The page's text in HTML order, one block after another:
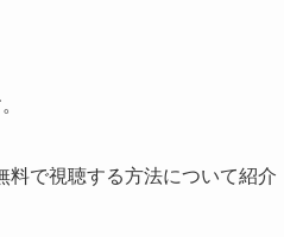
料で視聴する方法について紹介